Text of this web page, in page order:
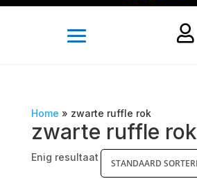

Home » zwarte ruffle rok
zwarte ruffle rok
Enig resultaat